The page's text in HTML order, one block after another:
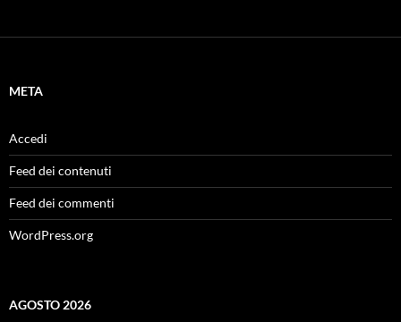
META
Accedi
Feed dei contenuti
Feed dei commenti
WordPress.org
AGOSTO 2026